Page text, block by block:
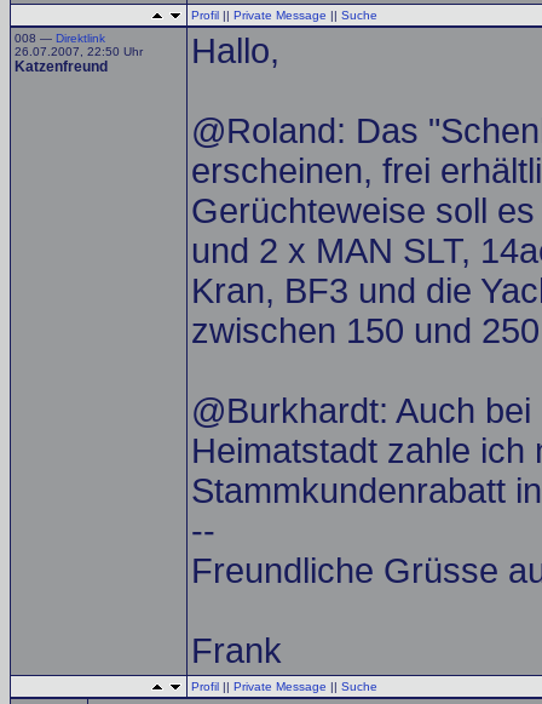
Profil || Private Message || Suche
008 — Direktlink
26.07.2007, 22:50 Uhr
Katzenfreund Hallo,
@Roland: Das
erscheinen, frei
Gerüchteweise soll
und 2 x MAN SLT,
Kran, BF3 und die
zwischen 150 und
@Burkhardt: Auch
Heimatstadt zahle ich
Stammkundenrabatt
--
Freundliche Grüsse
Frank
Profil || Private Message || Suche